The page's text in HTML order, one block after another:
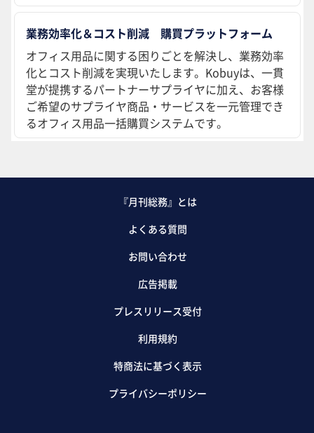
業務効率化＆コスト削減 購買プラットフォーム
オフィス用品に関する困りごとを解決し、業務効率
化とコスト削減を実現いたします。Kobuyは、一貫
堂が提携するパートナーサプライヤに加え、お客様
ご希望のサプライヤ商品・サービスを一元管理でき
るオフィス用品一括購買システムです。
『月刊総務』とは
よくある質問
お問い合わせ
広告掲載
プレスリリース受付
利用規約
特商法に基づく表示
プライバシーポリシー